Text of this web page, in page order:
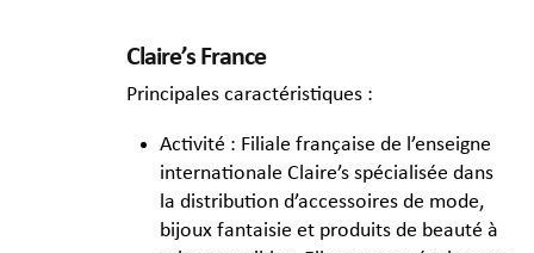
Claire’s France
Principales caractéristiques :
Activité : Filiale française de l’enseigne
internationale Claire’s spécialisée dans
la distribution d’accessoires de mode,
bijoux fantaisie et produits de beauté à